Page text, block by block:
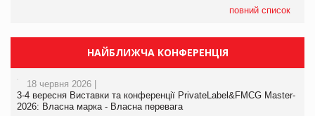
повний список
НАЙБЛИЖЧА КОНФЕРЕНЦІЯ
18 червня 2026 |
3-4 вересня Виставки та конференції PrivateLabel&FMCG Master-
2026: Власна марка - Власна перевага